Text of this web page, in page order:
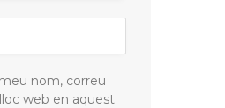
nom, correu
web en aquest